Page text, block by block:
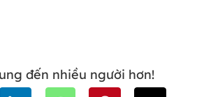
đến nhiều người hơn!